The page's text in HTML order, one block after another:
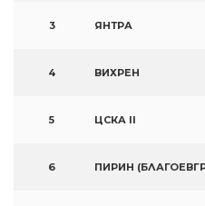
3 ЯНТРА
4 ВИХРЕН
5 ЦСКА II
6 ПИРИН